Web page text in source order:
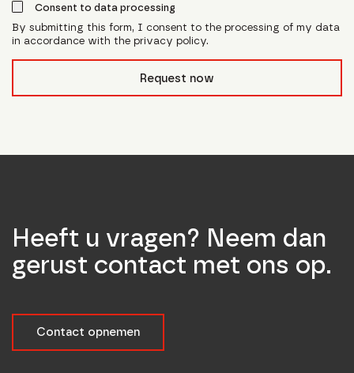
Consent to data processing
By submitting this form, I consent to the processing of my data
in accordance with the privacy policy.
Request now
Heeft u vragen? Neem dan
gerust contact met ons op.
Contact opnemen